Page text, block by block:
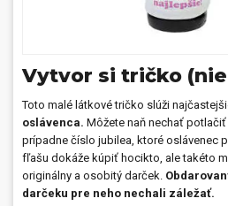
Prívesky, dog tagy, odznaky
Doplnky do kancelárie,
Darčeky
PO-PIA 7:30 - 17:00
0850 11 15 16
Vytvor si tričko
Toto malé látkové tričko slúži
oslávenca. Môžete naň nechať potlačiť
prípadne číslo jubilea, ktoré oslávenec
fľašu dokáže kúpiť hocikto, ale takéto
originálny a osobitý darček.
darčeku pre neho nechali záležať.